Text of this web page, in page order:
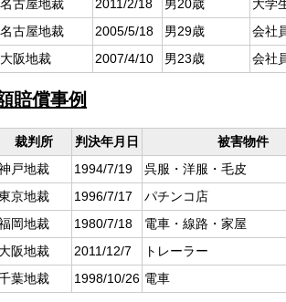
名古屋地裁 2011/2/18 男20歳
大学
名古屋地裁 2005/5/18 男29歳
会社
大阪地裁 2007/4/10 男23歳 会社
賠償事例
裁判所 判決年月日
被害物件
戸地裁 1994/7/19
呉服・洋服・毛皮
京地裁 1996/7/17
パチンコ店
岡地裁 1980/7/18
電車・線路・家屋
大阪地裁 2011/12/7
トレーラー
葉地裁 1998/10/26 電車